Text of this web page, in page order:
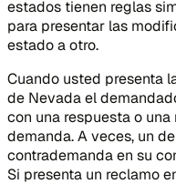
estados tienen reglas
para presentar las
estado a otro.
Cuando usted presenta
de Nevada el
con una respuesta o
demanda. A veces, un
contrademanda en su
Si presenta un reclamo